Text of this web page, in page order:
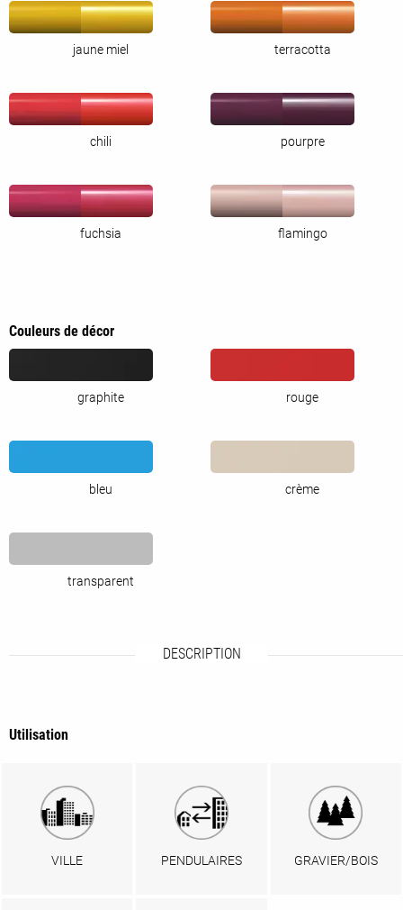
jaune miel terracotta
chili pourpre
fuchsia flamingo
Couleurs de décor
graphite rouge
bleu crème
transparent
DESCRIPTION
Utilisation
VILLE PENDULAIRES GRAVIER/BOIS